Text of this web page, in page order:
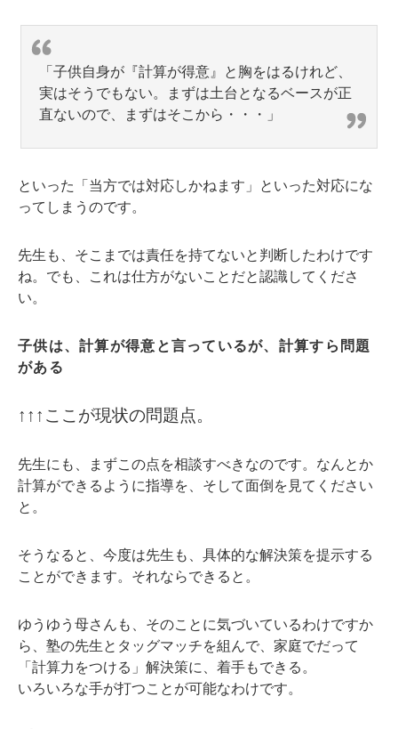
「子供自身が『計算が得意』と胸をはるけれど、
実はそうでもない。まずは土台となるベースが正
直ないので、まずはそこから・・・」
といった「当方では対応しかねます」といった対応にな
ってしまうのです。
先生も、そこまでは責任を持てないと判断したわけです
ね。でも、これは仕方がないことだと認識してくださ
い。
子供は、計算が得意と言っているが、計算すら問題
がある
↑↑↑ここが現状の問題点。
先生にも、まずこの点を相談すべきなのです。なんとか
計算ができるように指導を、そして面倒を見てください
と。
そうなると、今度は先生も、具体的な解決策を提示する
ことができます。それならできると。
ゆうゆう母さんも、そのことに気づいているわけですか
ら、塾の先生とタッグマッチを組んで、家庭でだって
「計算力をつける」解決策に、着手もできる。
いろいろな手が打つことが可能なわけです。